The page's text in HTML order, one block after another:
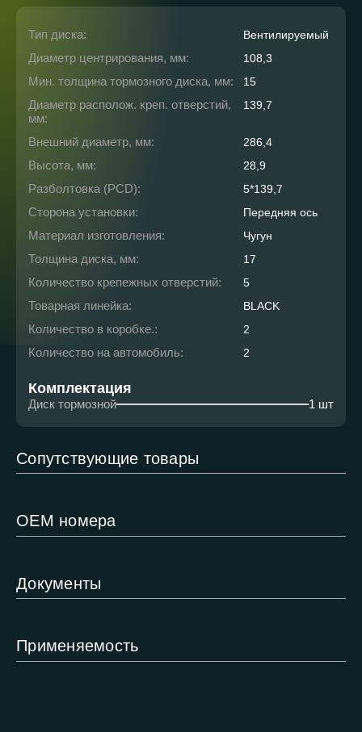
Тип диска: Вентилируемый
Диаметр центрирования, мм: 108,3
Мин. толщина тормозного диска, мм: 15
Диаметр располож. креп. отверстий,
мм:
139,7
Внешний диаметр, мм: 286,4
Высота, мм: 28,9
Разболтовка (PCD): 5*139,7
Сторона установки: Передняя ось
Материал изготовления: Чугун
Толщина диска, мм: 17
Количество крепежных отверстий: 5
Товарная линейка: BLACK
Количество в коробке.: 2
Количество на автомобиль: 2
Комплектация
Диск тормозной 1 шт
Сопутствующие товары
ОЕМ номера
Документы
Применяемость